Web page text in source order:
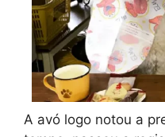
A avó logo notou a